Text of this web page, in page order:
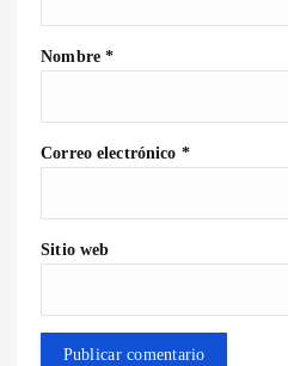
Nombre*
Correo electrónico *
Sitio web